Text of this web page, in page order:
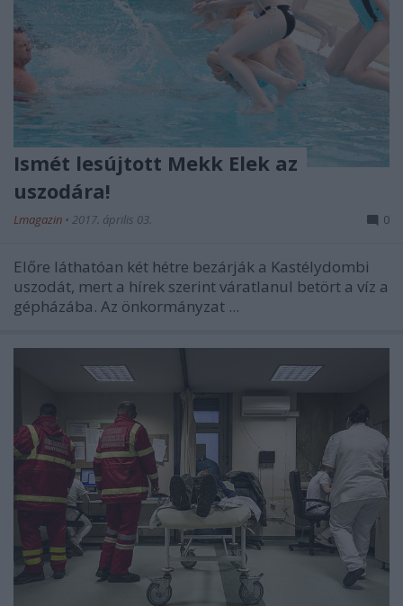
Ismét lesújtott Mekk Elek az
uszodára!
Lmagazin • 2017. április 03. 0
Előre láthatóan két hétre bezárják a Kastélydombi
uszodát, mert a hírek szerint váratlanul betört a víz a
gépházába. Az önkormányzat ...